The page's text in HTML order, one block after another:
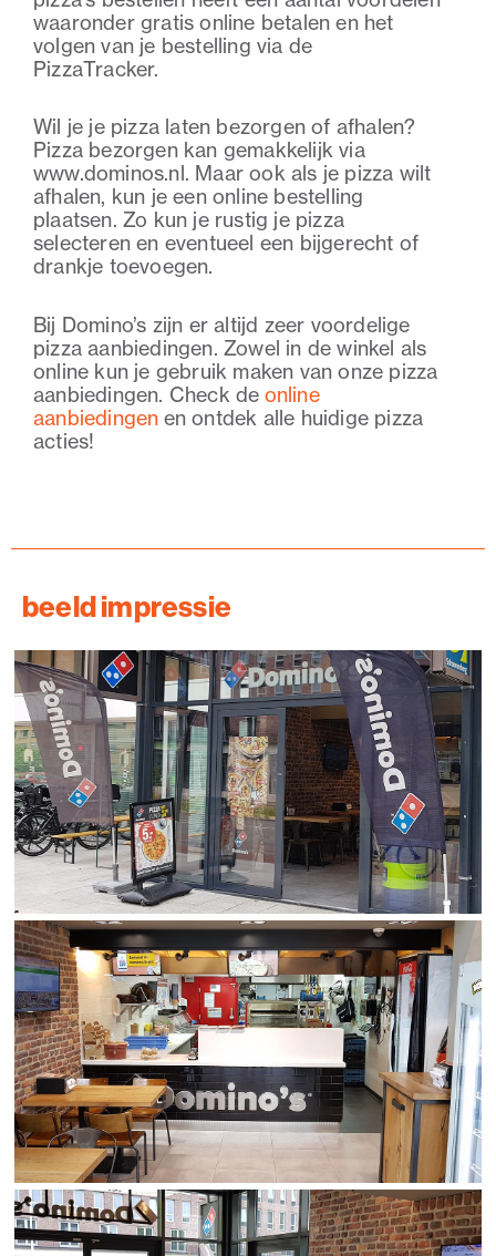
waaronder gratis online betalen en het
volgen van je bestelling via de
PizzaTracker.
Wil je je pizza laten bezorgen of afhalen?
Pizza bezorgen kan gemakkelijk via
www.dominos.nl. Maar ook als je pizza wilt
afhalen, kun je een online bestelling
plaatsen. Zo kun je rustig je pizza
selecteren en eventueel een bijgerecht of
drankje toevoegen.
Bij Domino’s zijn er altijd zeer voordelige
pizza aanbiedingen. Zowel in de winkel als
online kun je gebruik maken van onze pizza
aanbiedingen. Check de online
aanbiedingen en ontdek alle huidige pizza
acties!
beeld impressie